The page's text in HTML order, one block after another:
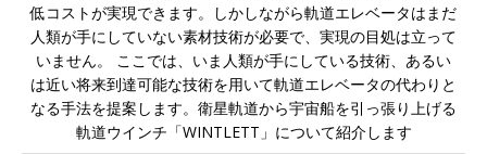
低コストが実現できます。しかしながら軌道エレベータはまだ
人類が手にしていない素材技術が必要で、実現の目処は立って
いません。 ここでは、いま人類が手にしている技術、あるい
は近い将来到達可能な技術を用いて軌道エレベータの代わりと
なる手法を提案します。衛星軌道から宇宙船を引っ張り上げる
軌道ウインチ「WINTLETT」について紹介します